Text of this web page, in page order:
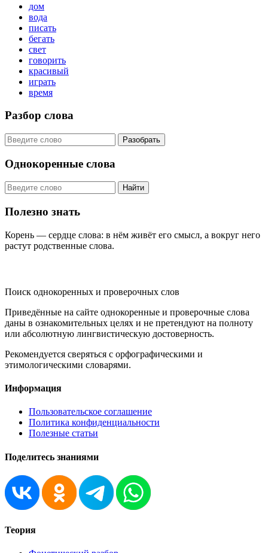
дом
вода
писать
бегать
свет
говорить
красивый
играть
время
Разбор слова
Разобрать
Однокоренные слова
Найти
Полезно знать
Корень — сердце слова: в нём живёт его смысл, а вокруг него
растут родственные слова.
Поиск однокоренных и проверочных слов
Приведённые на сайте однокоренные и проверочные слова
даны в ознакомительных целях и не претендуют на полноту
или абсолютную лингвистическую достоверность.
Рекомендуется сверяться с орфографическими и
этимологическими словарями.
Информация
Пользовательское соглашение
Политика конфиденциальности
Полезные статьи
Поделитесь знаниями
Теория